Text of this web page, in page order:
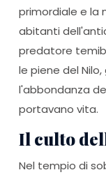
primordiale e la
abitanti
predatore
le piene del
l'abbondanza
portavano vita.
Il culto
Nel tempio di